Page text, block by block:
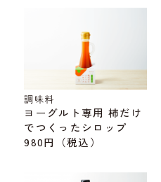
調味料
ヨーグルト専用 柿だけ
でつくったシロップ
980円
（税込）